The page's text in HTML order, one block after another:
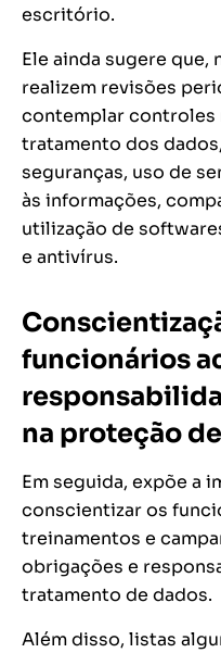
escritório.
Ele ainda sugere que,
realizem revisões
contemplar controles
tratamento dos
seguranças, uso de
às informações,
utilização de
e antivírus.
funcionários
na proteção
Em seguida, expõe a
conscientizar os
treinamentos e
obrigações e
tratamento de dados.
Além disso, listas